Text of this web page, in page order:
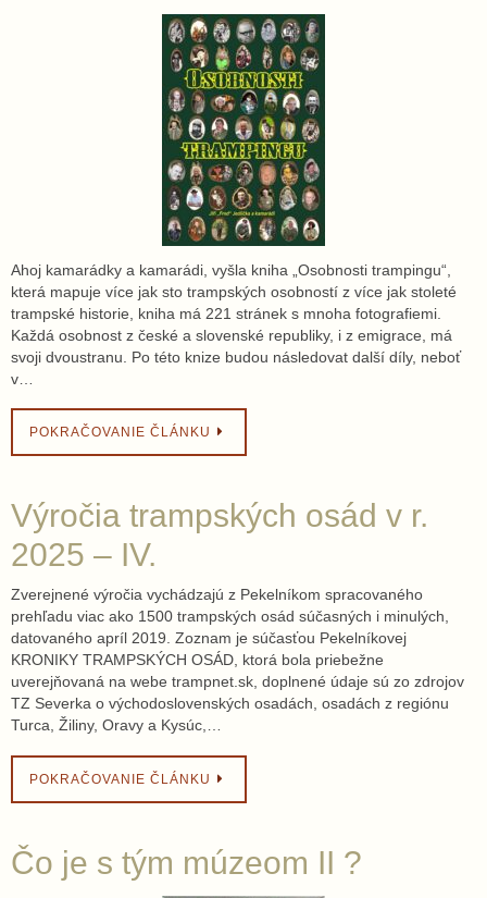
Ahoj kamarádky a kamarádi, vyšla kniha „Osobnosti trampingu“,
která mapuje více jak sto trampských osobností z více jak stoleté
trampské historie, kniha má 221 stránek s mnoha fotografiemi.
Každá osobnost z české a slovenské republiky, i z emigrace, má
svoji dvoustranu. Po této knize budou následovat další díly, neboť
v…
POKRAČOVANIE ČLÁNKU
Výročia trampských osád v r.
2025 – IV.
Zverejnené výročia vychádzajú z Pekelníkom spracovaného
prehľadu viac ako 1500 trampských osád súčasných i minulých,
datovaného apríl 2019. Zoznam je súčasťou Pekelníkovej
KRONIKY TRAMPSKÝCH OSÁD, ktorá bola priebežne
uverejňovaná na webe trampnet.sk, doplnené údaje sú zo zdrojov
TZ Severka o východoslovenských osadách, osadách z regiónu
Turca, Žiliny, Oravy a Kysúc,…
POKRAČOVANIE ČLÁNKU
Čo je s tým múzeom II ?